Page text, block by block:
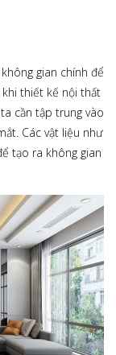
gian chính để
khi thiết kế nội thất
cần tập trung vào
Các vật liệu như
tạo ra không gian